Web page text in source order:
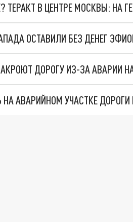
ТЕРАКТ В ЦЕНТРЕ МОСКВЫ: НА
ОСТАВИЛИ БЕЗ ДЕНЕГ
ДОРОГУ ИЗ-ЗА АВАРИИ
НА АВАРИЙНОМ УЧАСТКЕ